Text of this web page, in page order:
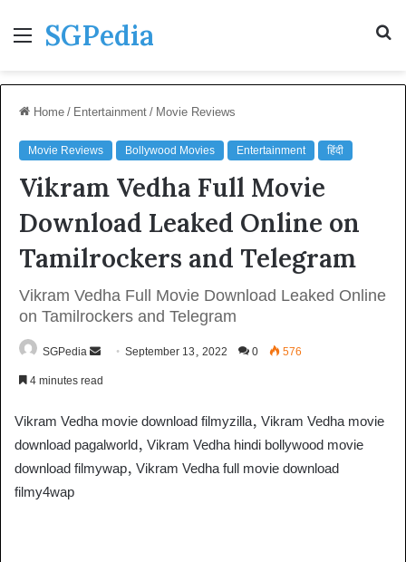
Menu
SGPedia
Home/ Entertainment/ Movie Reviews
Movie Reviews Bollywood Movies Entertainment हिंदी
Vikram Vedha Full Movie
Download Leaked Online on
Tamilrockers and Telegram
Vikram Vedha Full Movie Download Leaked Online
on Tamilrockers and Telegram
SGPedia
SendSeptember 13, 2022 0
576
4 minutes read
Vikram Vedha movie download filmyzilla, Vikram Vedha movie
download pagalworld, Vikram Vedha hindi bollywood movie
download filmywap, Vikram Vedha full movie download
filmy4wap